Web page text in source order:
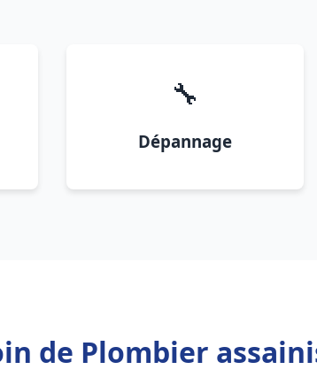
🔧
Dépannage
de Plombier